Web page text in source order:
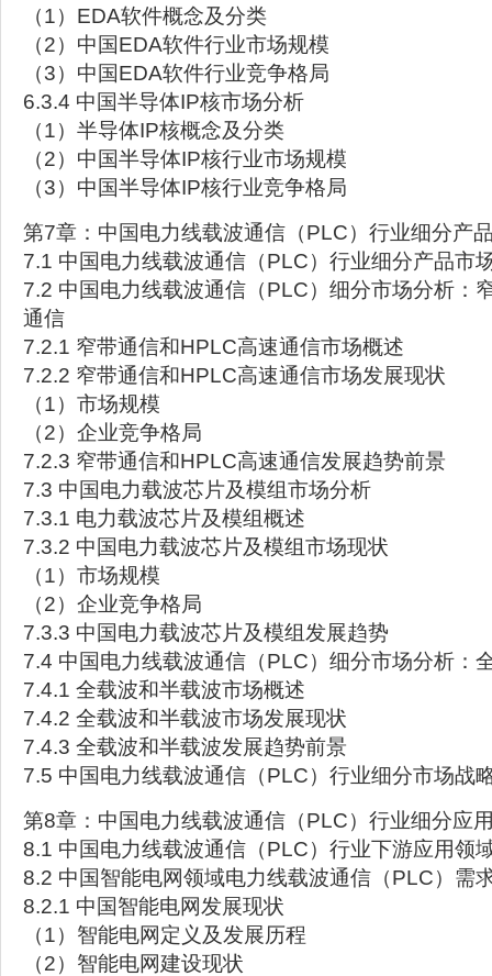
（1）EDA软件概念及分类
（2）中国EDA软件行业市场规模
（3）中国EDA软件行业竞争格局
6.3.4 中国半导体IP核市场分析
（1）半导体IP核概念及分类
（2）中国半导体IP核行业市场规模
（3）中国半导体IP核行业竞争格局
第7章：中国电力线载波通信（PLC）行业细分产
7.1 中国电力线载波通信（PLC）行业细分产品市
7.2 中国电力线载波通信（PLC）细分市场分析：
通信
7.2.1 窄带通信和HPLC高速通信市场概述
7.2.2 窄带通信和HPLC高速通信市场发展现状
（1）市场规模
（2）企业竞争格局
7.2.3 窄带通信和HPLC高速通信发展趋势前景
7.3 中国电力载波芯片及模组市场分析
7.3.1 电力载波芯片及模组概述
7.3.2 中国电力载波芯片及模组市场现状
（1）市场规模
（2）企业竞争格局
7.3.3 中国电力载波芯片及模组发展趋势
7.4 中国电力线载波通信（PLC）细分市场分析：
7.4.1 全载波和半载波市场概述
7.4.2 全载波和半载波市场发展现状
7.4.3 全载波和半载波发展趋势前景
7.5 中国电力线载波通信（PLC）行业细分市场战
第8章：中国电力线载波通信（PLC）行业细分应
8.1 中国电力线载波通信（PLC）行业下游应用领
8.2 中国智能电网领域电力线载波通信（PLC）需
8.2.1 中国智能电网发展现状
（1）智能电网定义及发展历程
（2）智能电网建设现状